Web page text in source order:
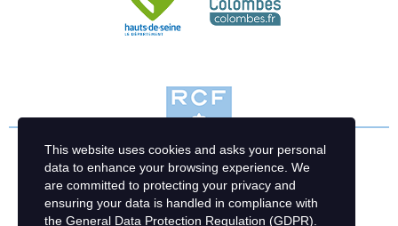
This website uses cookies and asks your personal
data to enhance your browsing experience. We
are committed to protecting your privacy and
ensuring your data is handled in compliance with
the General Data Protection Regulation (GDPR)